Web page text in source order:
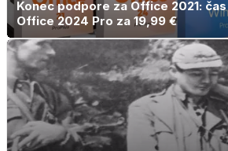
Konec podpore za Office 2021:
Office 2024 Pro za 19,99 €